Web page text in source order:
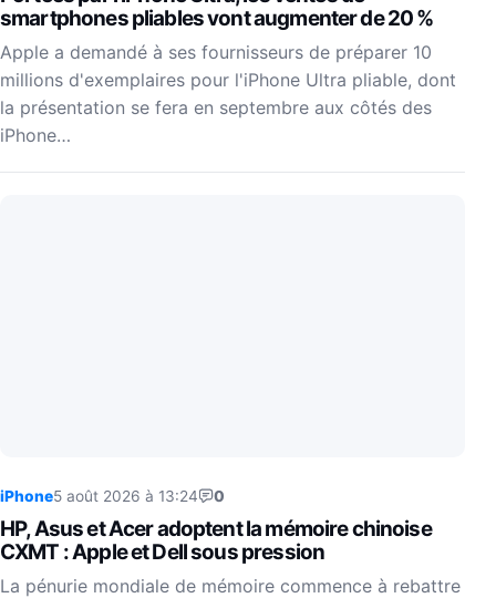
smartphones pliables vont augmenter de 20 %
Apple a demandé à ses fournisseurs de préparer 10
millions d'exemplaires pour l'iPhone Ultra pliable, dont
la présentation se fera en septembre aux côtés des
iPhone…
iPhone5 août 2026 à 13:24 0
HP, Asus et Acer adoptent la mémoire chinoise
CXMT : Apple et Dell sous pression
La pénurie mondiale de mémoire commence à rebattre